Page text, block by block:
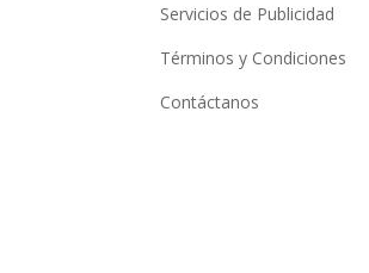
Servicios de Publicidad
Términos y Condiciones
Contáctanos